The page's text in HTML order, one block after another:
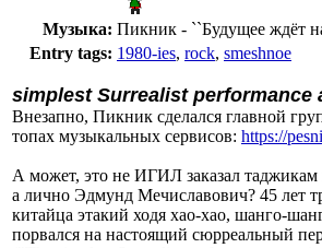
Музыка: Пикник - ``Будущее ждёт
Entry tags: 1980-ies, rock, smeshnoe
simplest Surrealist performance
Внезапно, Пикник сделался главной
топах музыкальных сервисов: https://
А может, это не ИГИЛ заказал
а лично Эдмунд Мечиславович? 45 лет
китайца этакий ходя хао-хао, шанго-
порвался на настоящий сюрреальный